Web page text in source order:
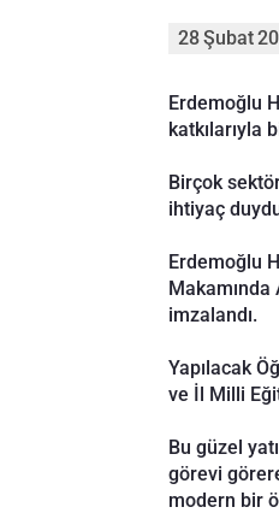
28Şubat
Erdemoğlu
katkılarıyla
Birçok
ihtiyaç
Erdemoğlu
Makamında
imzalandı.
Yapılacak
ve İl Milli
Bu güzel
görevi
modern bir